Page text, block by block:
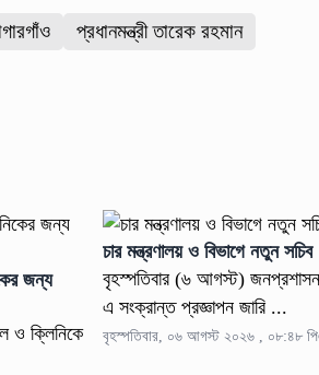
প্রধানমন্ত্রী তারেক রহমান
জন্য
ও ক্লিনিকে
চার মন্ত্রণালয় ও বিভাগে নতুন সচিব
বৃহস্পতিবার (৬ আগস্ট) জনপ্রশাসন
এ সংক্রান্ত প্রজ্ঞাপন জারি ...
বৃহস্পতিবার, ০৬ আগস্ট ২০২৬ , ০৮:৪৮